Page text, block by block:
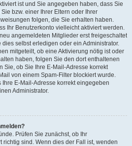
ist und Sie angegeben haben, dass Sie
bzw. einer Ihrer Eltern oder Ihrer
folgen, die Sie erhalten haben.
Ihr Benutzerkonto vielleicht aktiviert werden.
angemeldeten Mitglieder erst freigeschaltet
selbst erledigen oder ein Administrator.
mitgeteilt, ob eine Aktivierung nötig ist oder
haben, folgen Sie den dort enthaltenen
Sie, ob Sie Ihre E-Mail-Adresse korrekt
von einem Spam-Filter blockiert wurde.
E-Mail-Adresse korrekt eingegeben
Administrator.
Prüfen Sie zunächst, ob Ihr
richtig sind. Wenn dies der Fall ist, wenden